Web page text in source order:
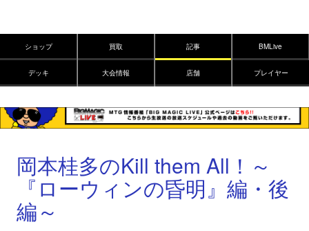
ショップ 買取 記事 BMLive
デッキ 大会情報 店舗 プレイヤー
岡本桂多のKill them All！～
『ローウィンの昏明』編・後
編～